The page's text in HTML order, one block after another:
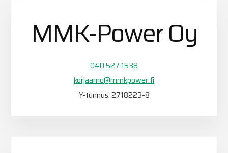
MMK-Power Oy
040 527 1538
korjaamo@mmkpower.fi
Y-tunnus: 2718223-8